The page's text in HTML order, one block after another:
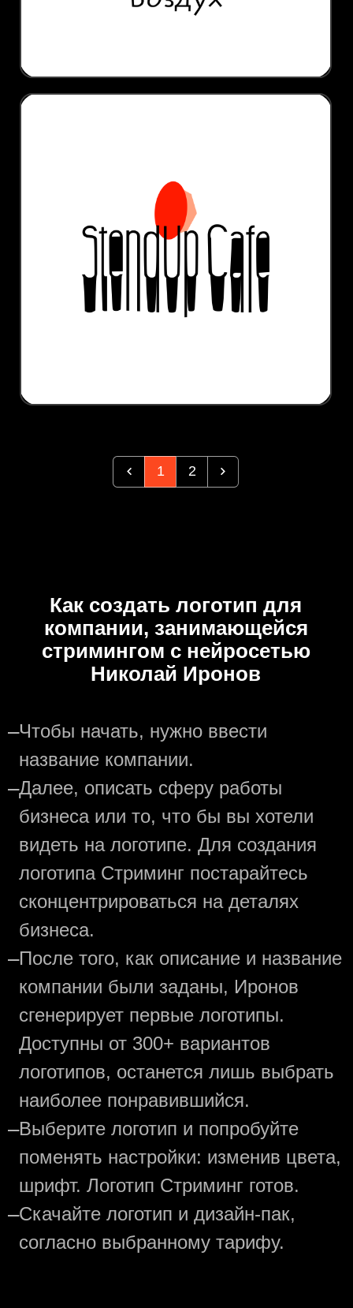
1 2
Как создать логотип для
компании, занимающейся
стримингом с нейросетью
Николай Иронов
—Чтобы начать, нужно ввести
название компании.
—Далее, описать сферу работы
бизнеса или то, что бы вы хотели
видеть на логотипе. Для создания
логотипа Стриминг постарайтесь
сконцентрироваться на деталях
бизнеса.
—После того, как описание и название
компании были заданы, Иронов
сгенерирует первые логотипы.
Доступны от 300+ вариантов
логотипов, останется лишь выбрать
наиболее понравившийся.
—Выберите логотип и попробуйте
поменять настройки: изменив цвета,
шрифт. Логотип Стриминг готов.
—Скачайте логотип и дизайн-пак,
согласно выбранному тарифу.